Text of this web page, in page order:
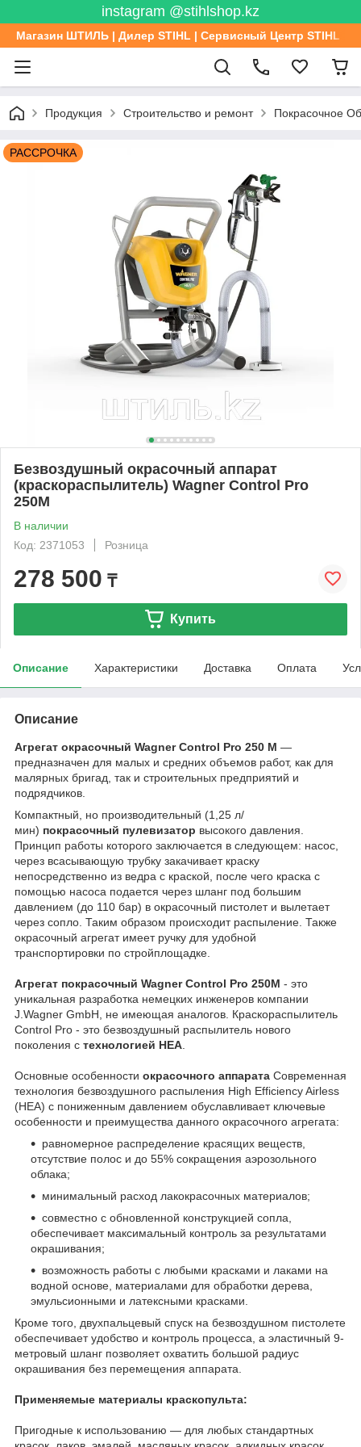
instagram @stihlshop.kz
Магазин ШТИЛЬ | Дилер STIHL | Сервисный Центр STIHL
Продукция Строительство и ремонт Покрасочное
РАССРОЧКА
Безвоздушный окрасочный аппарат
(краскораспылитель) Wagner Control Pro
250M
В наличии
Код: 2371053
Розница
278 500 ₸
Купить
Описание Характеристики Доставка Оплата
Описание
Агрегат окрасочный Wagner Control Pro 250 M —
предназначен для малых и средних объемов работ, как для
малярных бригад, так и строительных предприятий и
подрядчиков.
Компактный, но производительный (1,25 л/
мин) покрасочный пулевизатор высокого давления.
Принцип работы которого заключается в следующем: насос,
через всасывающую трубку закачивает краску
непосредственно из ведра с краской, после чего краска с
помощью насоса подается через шланг под большим
давлением (до 110 бар) в окрасочный пистолет и вылетает
через сопло. Таким образом происходит распыление. Также
окрасочный агрегат имеет ручку для удобной
транспортировки по стройплощадке.
Агрегат покрасочный Wagner Control Pro 250M - это
уникальная разработка немецких инженеров компании
J.Wagner GmbH, не имеющая аналогов. Краскораспылитель
Control Pro - это безвоздушный распылитель нового
поколения с технологией HEA
Основные особенности окрасочного аппарата Современная
технология безвоздушного распыления High Efficiency Airless
(HEA) с пониженным давлением обуславливает ключевые
особенности и преимущества данного окрасочного агрегата:
равномерное распределение красящих веществ,
отсутствие полос и до 55% сокращения аэрозольного
облака;
минимальный расход лакокрасочных материалов;
совместно с обновленной конструкцией сопла,
обеспечивает максимальный контроль за результатами
окрашивания;
возможность работы с любыми красками и лаками на
водной основе, материалами для обработки дерева,
эмульсионными и латексными красками.
Кроме того, двухпальцевый спуск на безвоздушном пистолете
обеспечивает удобство и контроль процесса, а эластичный 9-
метровый шланг позволяет охватить большой радиус
окрашивания без перемещения аппарата.
Применяемые материалы краскопульта:
Пригодные к использованию — для любых стандартных